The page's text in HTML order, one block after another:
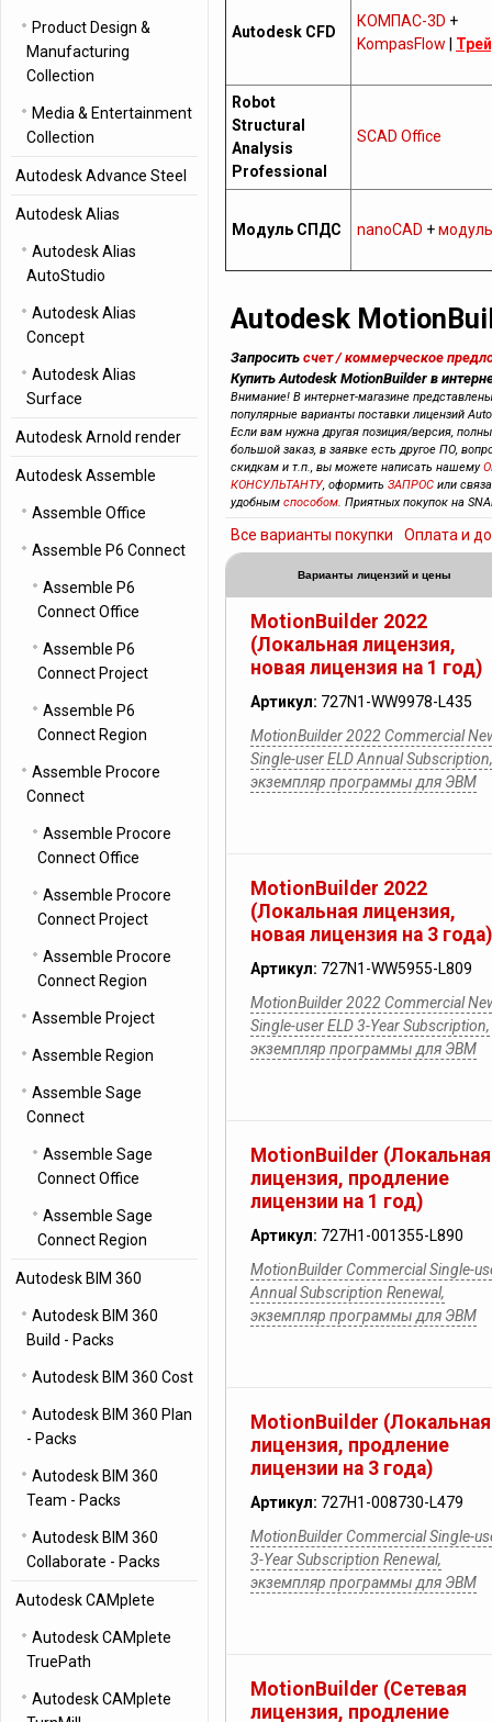
Autodesk CFD
КОМПАС-3D +
KompasFlow
Robot
Structural
Analysis
Professional
SCAD Office
Модуль СПДС nanoCAD +
Autodesk
Запросить счет / коммерческое
Купить Autodesk MotionBuilder в
Внимание! В интернет-магазине
популярные варианты поставки лицензий
Если вам нужна другая позиция/версия,
большой заказ, в заявке есть другое ПО,
скидкам и т.п., вы можете написать нашему
КОНСУЛЬТАНТУ, оформить ЗАПРОС или
удобным способом. Приятных покупок на
Все варианты покупки Оплата и
Варианты лицензий и цены
MotionBuilder 2022
(Локальная лицензия,
новая лицензия на 1 год)
Артикул: 727N1-WW9978-L435
MotionBuilder 2022 Commercial
Single-user ELD Annual Subscription,
экземпляр программы для ЭВМ
MotionBuilder 2022
(Локальная лицензия,
новая лицензия на 3 года)
Артикул: 727N1-WW5955-L809
MotionBuilder 2022 Commercial
Single-user ELD 3-Year Subscription,
экземпляр программы для ЭВМ
MotionBuilder (Локальная
лицензия, продление
лицензии на 1 год)
Артикул: 727H1-001355-L890
MotionBuilder Commercial Single-
Annual Subscription Renewal,
экземпляр программы для ЭВМ
MotionBuilder (Локальная
лицензия, продление
лицензии на 3 года)
Артикул: 727H1-008730-L479
MotionBuilder Commercial Single-
3-Year Subscription Renewal,
экземпляр программы для ЭВМ
MotionBuilder (Сетевая
лицензия, продление
Product Design &
Manufacturing
Collection
Media & Entertainment
Collection
Autodesk Advance Steel
Autodesk Alias
Autodesk Alias
AutoStudio
Autodesk Alias
Concept
Autodesk Alias
Surface
Autodesk Arnold render
Autodesk Assemble
Assemble Office
Assemble P6 Connect
Assemble P6
Connect Office
Assemble P6
Connect Project
Assemble P6
Connect Region
Assemble Procore
Connect
Assemble Procore
Connect Office
Assemble Procore
Connect Project
Assemble Procore
Connect Region
Assemble Project
Assemble Region
Assemble Sage
Connect
Assemble Sage
Connect Office
Assemble Sage
Connect Region
Autodesk BIM 360
Autodesk BIM 360
Build - Packs
Autodesk BIM 360 Cost
Autodesk BIM 360 Plan
- Packs
Autodesk BIM 360
Team - Packs
Autodesk BIM 360
Collaborate - Packs
Autodesk CAMplete
Autodesk CAMplete
TruePath
Autodesk CAMplete